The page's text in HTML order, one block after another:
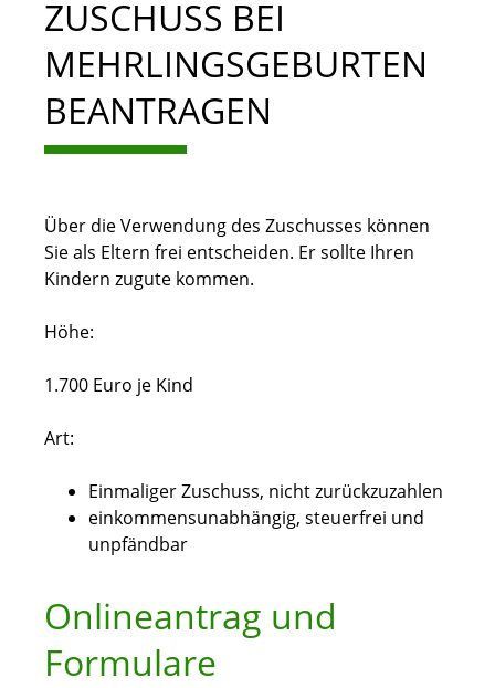
ZUSCHUSS BEI
MEHRLINGSGEBURTEN
BEANTRAGEN
Über die Verwendung des Zuschusses können
Sie als Eltern frei entscheiden. Er sollte Ihren
Kindern zugute kommen.
Höhe:
1.700 Euro je Kind
Art:
Einmaliger Zuschuss, nicht zurückzuzahlen
einkommensunabhängig, steuerfrei und
unpfändbar
Onlineantrag und
Formulare